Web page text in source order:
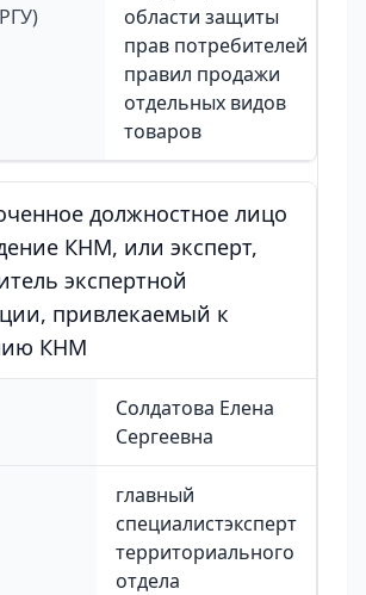
области защиты
прав потребителей
правил продажи
отдельных видов
товаров
должностное лицо
КНМ, или эксперт,
экспертной
привлекаемый к
КНМ
Солдатова Елена
Сергеевна
главный
специалистэксперт
территориального
отдела